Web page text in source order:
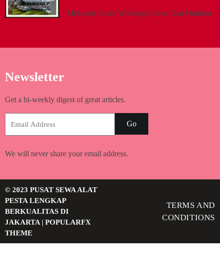
Melayani Acara Wedding Indoor Dan Outdoor
Newsletter
Get a bi-weekly digest of great articles.
Go
We will never share your email address.
© 2023 PUSAT SEWA ALAT
PESTA LENGKAP
BERKUALITAS DI
JAKARTA | POPULARFX
THEME
TERMS AND
CONDITIONS